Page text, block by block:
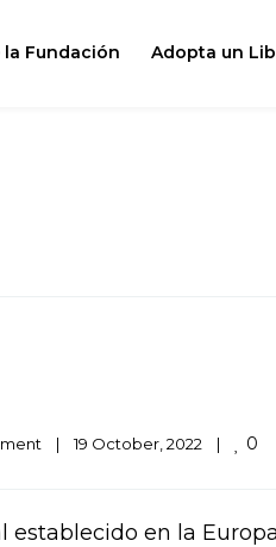
la Fundación Adopta un
| 19 October, 2022 | 0
en la